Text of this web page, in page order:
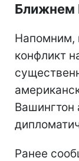
Ближнем
Напомним,
конфликт
Вашингтон
Ранее